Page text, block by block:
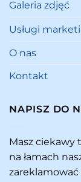
Galeria zdjęć
Usługi
O nas
Kontakt
NAPISZ DO
Masz ciekawy
na łamach
zareklamować